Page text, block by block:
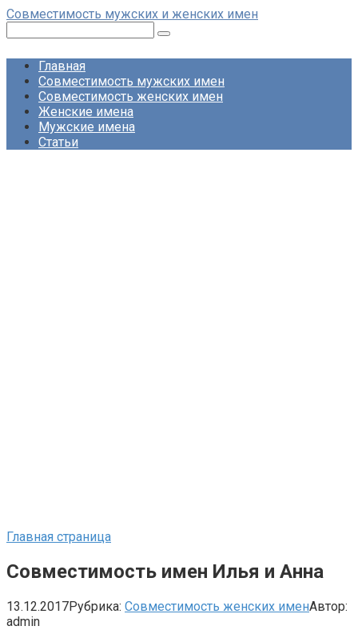
Перейти
контенту
Совместимость мужских и женских имен
Главная
Совместимость мужских имен
Совместимость женских имен
Женские имена
Мужские имена
Статьи
Главная страница
Совместимость имен Илья и Анна
13.12.2017Рубрика: Совместимость женских именАвтор:
admin